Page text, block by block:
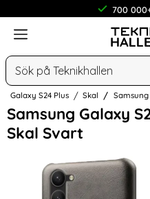
700
Meny
Sök
Galaxy S24 Plus Skal
Samsung Galaxy
Skal Svart
Hoppa
över
Bilder